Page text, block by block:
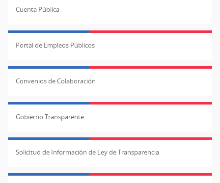
Cuenta Pública
Portal de Empleos Públicos
Convenios de Colaboración
Gobierno Transparente
Solicitud de Información de Ley de Transparencia